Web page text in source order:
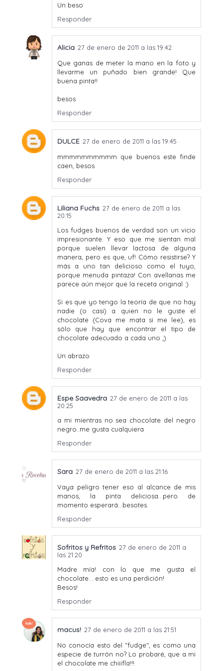
Un beso
Responder
Alicia 27 de enero de 2011 a las 19:42
Que ganas de meter la mano en la foto y
llevarme un puñado bien grande! Que
buena pinta!!
besos
Responder
DULCE 27 de enero de 2011 a las 19:45
mmmmmmmmmm que buenos este finde
caen, besos
Responder
Liliana Fuchs 27 de enero de 2011 a las
20:15
Los fudges buenos de verdad son un vicio
impresionante. Y eso que me sientan mal
porque suelen llevar lactosa de alguna
manera, pero es que, uf! Cómo resistirse? Y
más a uno tan delicioso como el tuyo,
porque menuda pintaza! Con avellanas me
parece aún mejor que la receta original :)
Si es que yo tengo la teoría de que no hay
nadie (o casi) a quien no le guste el
chocolate (Cova me mata si me lee), es
sólo que hay que encontrar el tipo de
chocolate adecuado a cada uno ;)
Un abrazo
Responder
Espe Saavedra 27 de enero de 2011 a las
20:25
a mi mientras no sea chocolate del negro
negro..me gusta cualquiera
Responder
Sara 27 de enero de 2011 a las 21:16
Vaya peligro tener eso al alcance de mis
manos, la pinta deliciosa...pero de
momento esperará...besotes.
Responder
Sofritos y Refritos 27 de enero de 2011 a
las 21:20
Madre mía! con lo que me gusta el
chocolate... esto es una perdición!
Besos!
Responder
macus! 27 de enero de 2011 a las 21:51
No conocía esto del "fudge", es como una
especie de turrón no? Lo probaré, que a mi
el chocolate me chiiifla!!!